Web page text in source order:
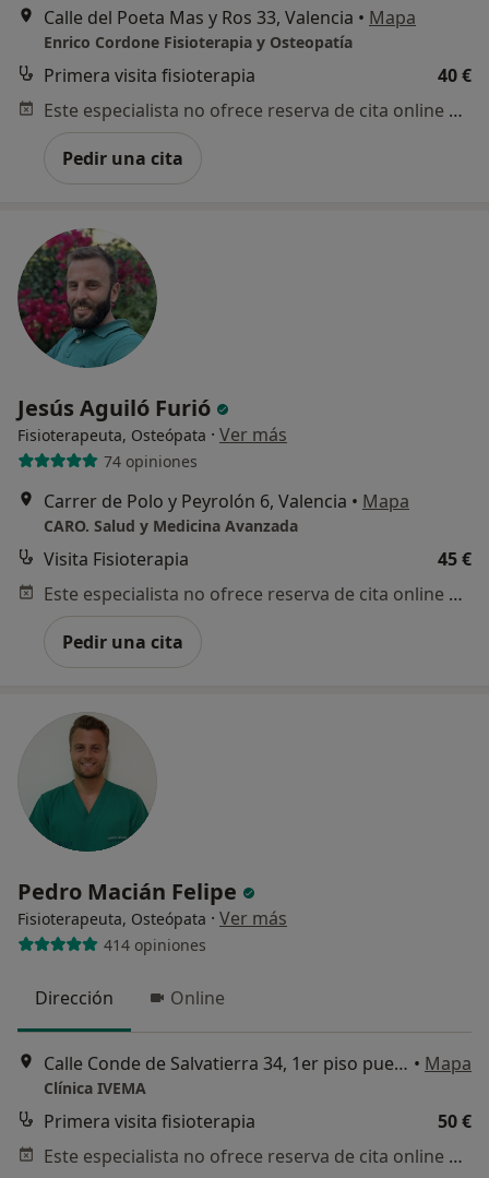
Calle del Poeta Mas y Ros 33, Valencia • Mapa
Enrico Cordone Fisioterapia y Osteopatía
Primera visita fisioterapia
40 €
Este especialista no ofrece reserva de cita online en esta dirección.
Pedir una cita
Jesús Aguiló Furió
Fisioterapeuta, Osteópata · Ver más
74 opiniones
Carrer de Polo y Peyrolón 6, Valencia • Mapa
CARO. Salud y Medicina Avanzada
Visita Fisioterapia
45 €
Este especialista no ofrece reserva de cita online en esta dirección.
Pedir una cita
Pedro Macián Felipe
Fisioterapeuta, Osteópata · Ver más
414 opiniones
Dirección Online
Calle Conde de Salvatierra 34, 1er piso puerta 3, Valencia • Mapa
Clínica IVEMA
Primera visita fisioterapia
50 €
Este especialista no ofrece reserva de cita online en esta dirección.